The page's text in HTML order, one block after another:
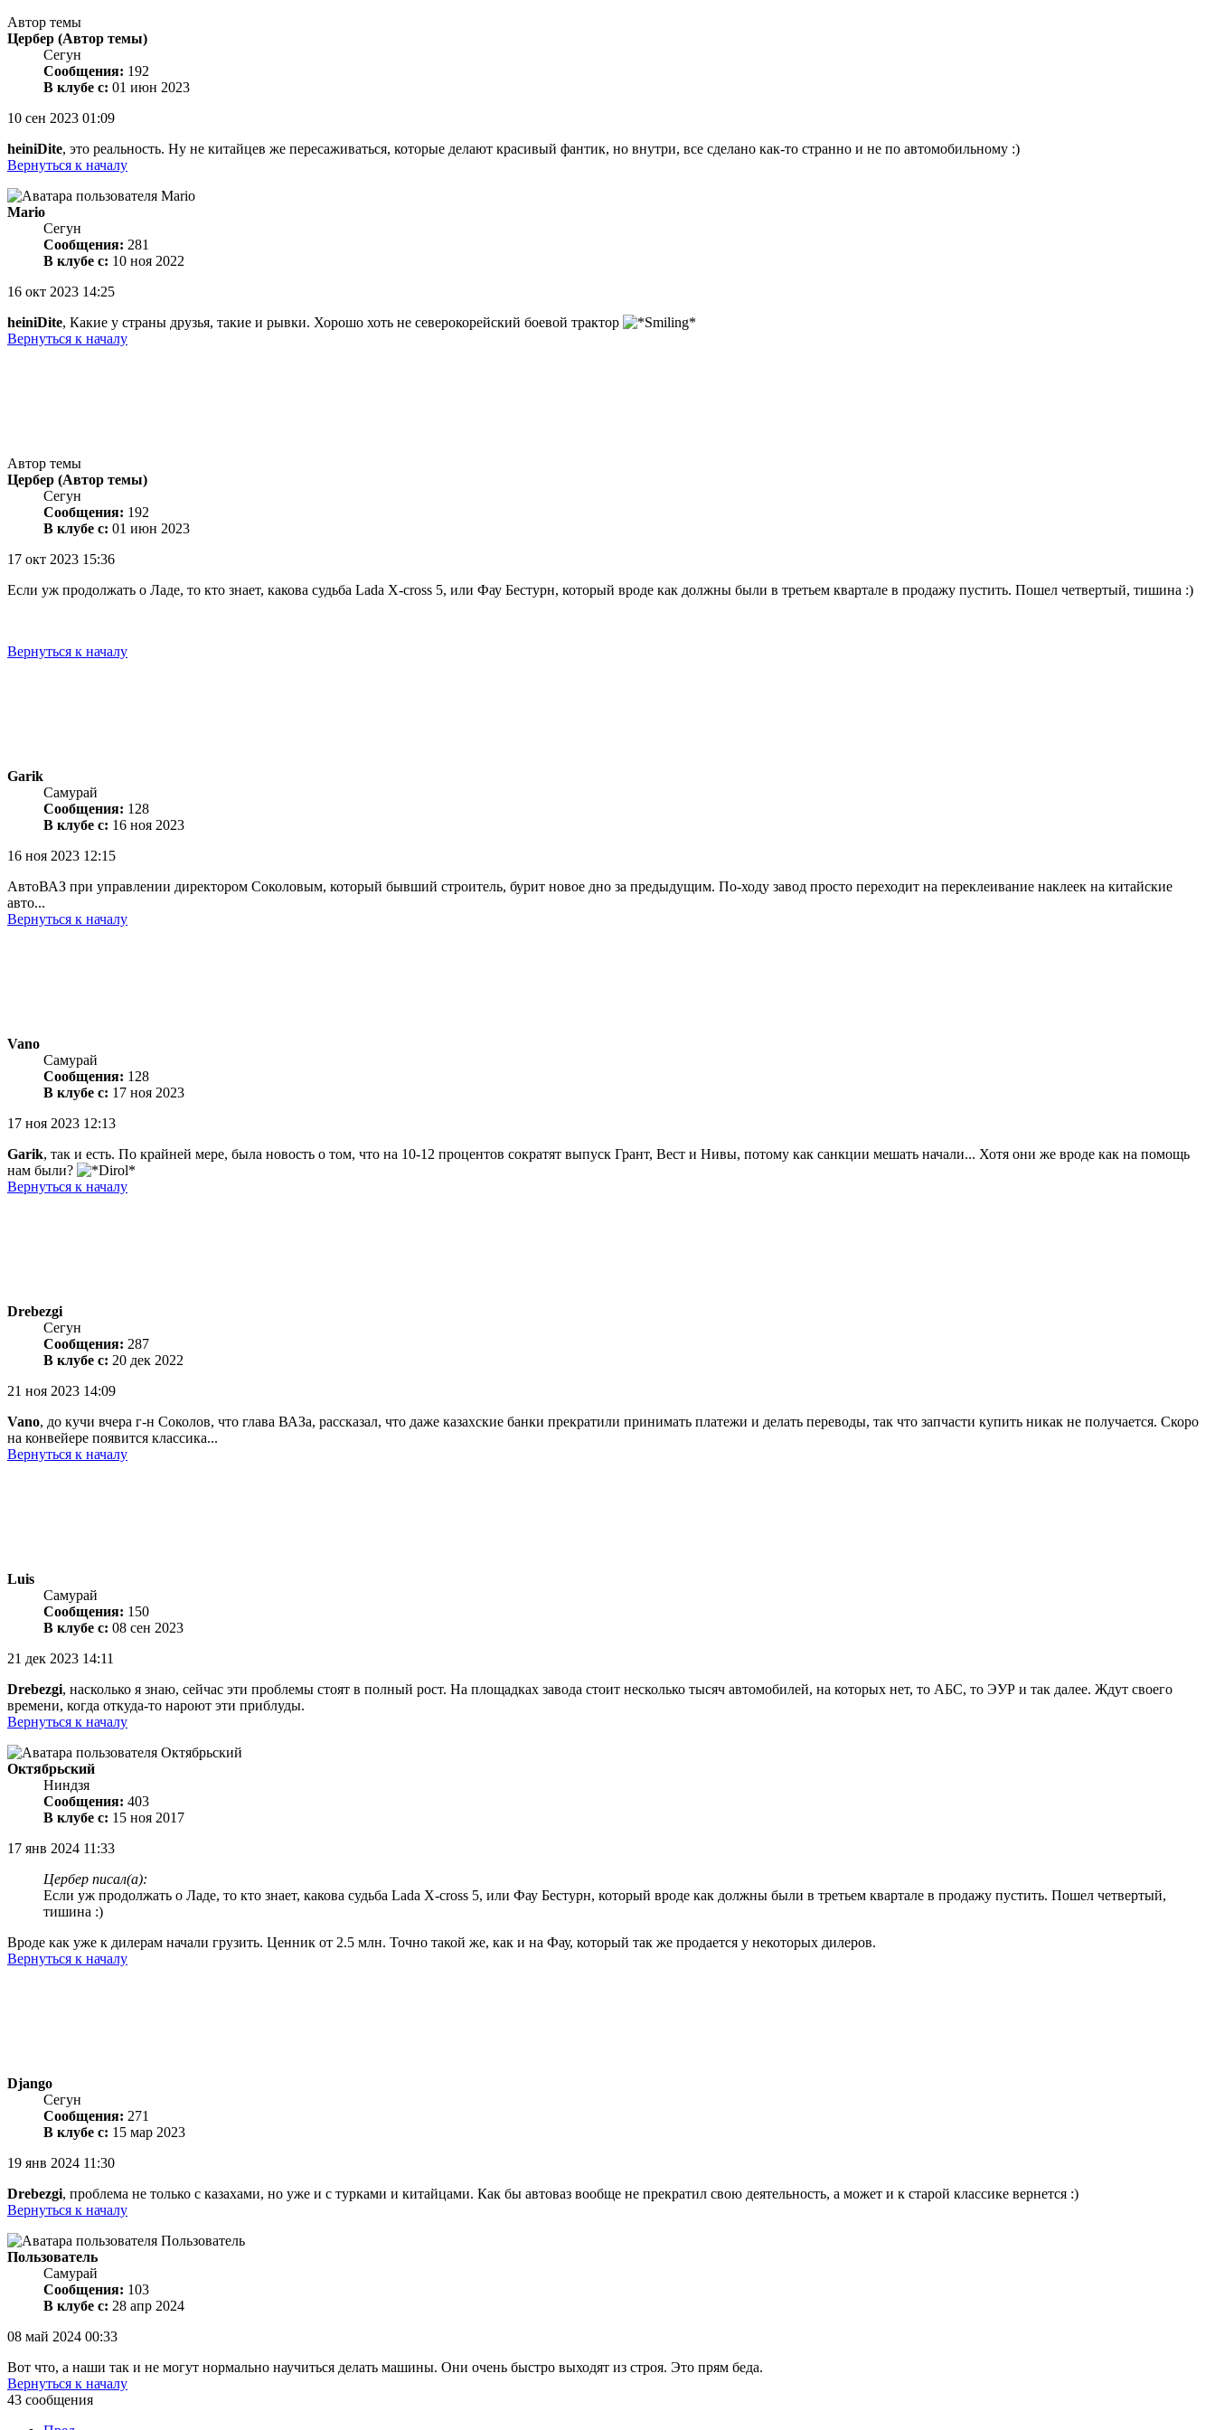
Автор темы
Цербер (Автор темы)
Сегун
Сообщения: 192
В клубе с: 01 июн 2023
10 сен 2023 01:09
heiniDite, это реальность. Ну не китайцев же пересаживаться, которые делают красивый фантик, но внутри, все сделано как-то странно и не по автомобильному :)
Вернуться к началу
Mario
Сегун
Сообщения: 281
В клубе с: 10 ноя 2022
16 окт 2023 14:25
heiniDite, Какие у страны друзья, такие и рывки. Хорошо хоть не северокорейский боевой трактор
Вернуться к началу
Автор темы
Цербер (Автор темы)
Сегун
Сообщения: 192
В клубе с: 01 июн 2023
17 окт 2023 15:36
Если уж продолжать о Ладе, то кто знает, какова судьба Lada X-cross 5, или Фау Бестурн, который вроде как должны были в третьем квартале в продажу пустить. Пошел четвертый, тишина :)
Вернуться к началу
Garik
Самурай
Сообщения: 128
В клубе с: 16 ноя 2023
16 ноя 2023 12:15
АвтоВАЗ при управлении директором Соколовым, который бывший строитель, бурит новое дно за предыдущим. По-ходу завод просто переходит на переклеивание наклеек на китайские
авто...
Вернуться к началу
Vano
Самурай
Сообщения: 128
В клубе с: 17 ноя 2023
17 ноя 2023 12:13
Garik, так и есть. По крайней мере, была новость о том, что на 10-12 процентов сократят выпуск Грант, Вест и Нивы, потому как санкции мешать начали... Хотя они же вроде как на помощь
нам были?
Вернуться к началу
Drebezgi
Сегун
Сообщения: 287
В клубе с: 20 дек 2022
21 ноя 2023 14:09
Vano, до кучи вчера г-н Соколов, что глава ВАЗа, рассказал, что даже казахские банки прекратили принимать платежи и делать переводы, так что запчасти купить никак не получается. Скоро
на конвейере появится классика...
Вернуться к началу
Luis
Самурай
Сообщения: 150
В клубе с: 08 сен 2023
21 дек 2023 14:11
Drebezgi, насколько я знаю, сейчас эти проблемы стоят в полный рост. На площадках завода стоит несколько тысяч автомобилей, на которых нет, то АБС, то ЭУР и так далее. Ждут своего
времени, когда откуда-то нароют эти приблуды.
Вернуться к началу
Октябрьский
Ниндзя
Сообщения: 403
В клубе с: 15 ноя 2017
17 янв 2024 11:33
Цербер писал(а):
Если уж продолжать о Ладе, то кто знает, какова судьба Lada X-cross 5, или Фау Бестурн, который вроде как должны были в третьем квартале в продажу пустить. Пошел четвертый,
тишина :)
Вроде как уже к дилерам начали грузить. Ценник от 2.5 млн. Точно такой же, как и на Фау, который так же продается у некоторых дилеров.
Вернуться к началу
Django
Сегун
Сообщения: 271
В клубе с: 15 мар 2023
19 янв 2024 11:30
Drebezgi, проблема не только с казахами, но уже и с турками и китайцами. Как бы автоваз вообще не прекратил свою деятельность, а может и к старой классике вернется :)
Вернуться к началу
Пользователь
Самурай
Сообщения: 103
В клубе с: 28 апр 2024
08 май 2024 00:33
Вот что, а наши так и не могут нормально научиться делать машины. Они очень быстро выходят из строя. Это прям беда.
Вернуться к началу
43 сообщения